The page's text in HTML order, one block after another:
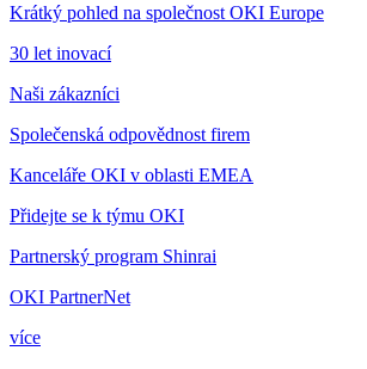
Krátký pohled na společnost OKI Europe
30 let inovací
Naši zákazníci
Společenská odpovědnost firem
Kanceláře OKI v oblasti EMEA
Přidejte se k týmu OKI
Partnerský program Shinrai
OKI PartnerNet
více